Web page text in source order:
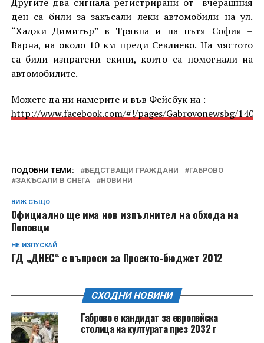
ден са били за закъсали леки автомобили на ул.
“Хаджи Димитър” в Трявна и на пътя София –
Варна, на около 10 км преди Севлиево. На мястото
са били изпратени екипи, които са помогнали на
автомобилите.
Можете да ни намерите и във Фейсбук на :
http://www.facebook.com/#!/pages/Gabrovonewsbg/
ПОДОБНИ ТЕМИ: БЕДСТВАЩИ ГРАЖДАНИ
ГАБРОВО
ЗАКЪСАЛИ В СНЕГА
НОВИНИ
ВИЖ СЪЩО
Официално ще има нов изпълнител на обхода на
Поповци
НЕ ИЗПУСКАЙ
ГД „ДНЕС“ с въпроси за Проекто-бюджет 2012
СХОДНИ НОВИНИ
Габрово е кандидат за европейска
столица на културата през 2032 г